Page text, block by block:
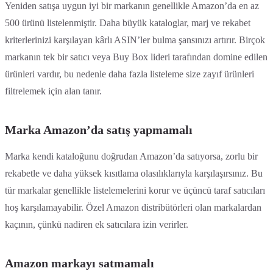
Yeniden satışa uygun iyi bir markanın genellikle Amazon’da en az
500 ürünü listelenmiştir. Daha büyük kataloglar, marj ve rekabet
kriterlerinizi karşılayan kârlı ASIN’ler bulma şansınızı artırır. Birçok
markanın tek bir satıcı veya Buy Box lideri tarafından domine edilen
ürünleri vardır, bu nedenle daha fazla listeleme size zayıf ürünleri
filtrelemek için alan tanır.
Marka Amazon’da satış yapmamalı
Marka kendi kataloğunu doğrudan Amazon’da satıyorsa, zorlu bir
rekabetle ve daha yüksek kısıtlama olasılıklarıyla karşılaşırsınız. Bu
tür markalar genellikle listelemelerini korur ve üçüncü taraf satıcıları
hoş karşılamayabilir. Özel Amazon distribütörleri olan markalardan
kaçının, çünkü nadiren ek satıcılara izin verirler.
Amazon markayı satmamalı